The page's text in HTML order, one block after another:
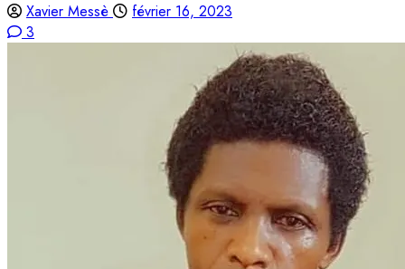
Xavier Messè
février 16, 2023
3